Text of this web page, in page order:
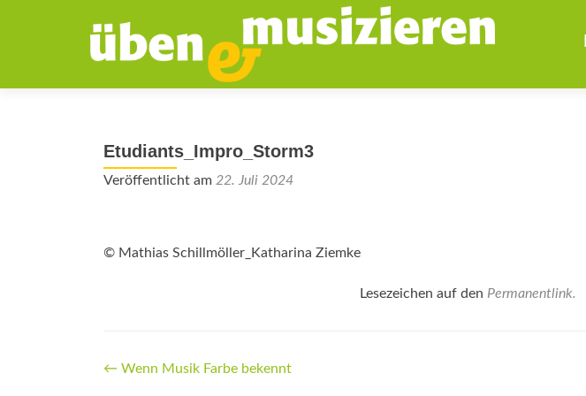
Etudiants_Impro_Storm3
Veröffentlicht am 22. Juli 2024
© Mathias Schillmöller_Katharina Ziemke
Lesezeichen auf den Permanentlink.
Beitrags-
← Wenn Musik Farbe bekennt